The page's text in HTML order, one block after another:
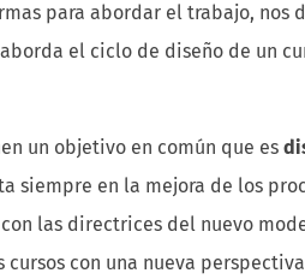
para abordar el trabajo, nos
el ciclo de diseño de un
un objetivo en común que es
siempre en la mejora de los
las directrices del nuevo
con una nueva